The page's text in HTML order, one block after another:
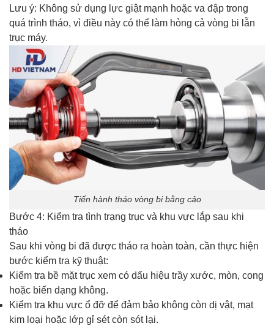
Lưu ý: Không sử dụng lực giật mạnh hoặc va đập trong
quá trình tháo, vì điều này có thể làm hỏng cả vòng bi lẫn
trục máy.
Tiến hành tháo vòng bi bằng cảo
Bước 4: Kiểm tra tình trạng trục và khu vực lắp sau khi
tháo
Sau khi vòng bi đã được tháo ra hoàn toàn, cần thực hiện
bước kiểm tra kỹ thuật:
Kiểm tra bề mặt trục xem có dấu hiệu trầy xước, mòn, cong
hoặc biến dạng không.
Kiểm tra khu vực ổ đỡ để đảm bảo không còn dị vật, mạt
kim loại hoặc lớp gỉ sét còn sót lại.